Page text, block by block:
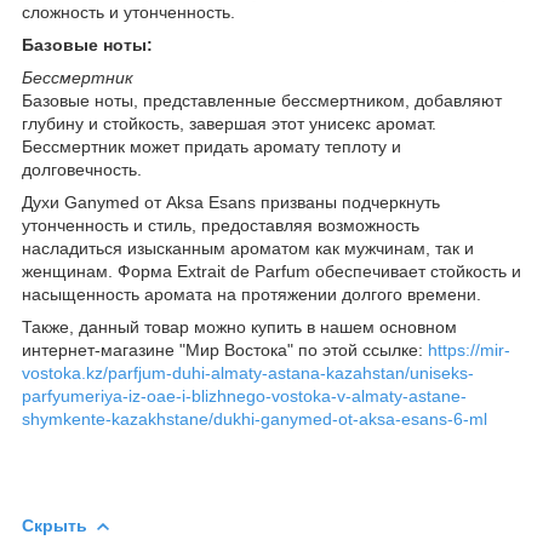
сложность и утонченность.
Базовые ноты:
Бессмертник
Базовые ноты, представленные бессмертником, добавляют
глубину и стойкость, завершая этот унисекс аромат.
Бессмертник может придать аромату теплоту и
долговечность.
Духи Ganymed от Aksa Esans призваны подчеркнуть
утонченность и стиль, предоставляя возможность
насладиться изысканным ароматом как мужчинам, так и
женщинам. Форма Extrait de Parfum обеспечивает стойкость и
насыщенность аромата на протяжении долгого времени.
Также, данный товар можно купить в нашем основном
интернет-магазине "Мир Востока" по этой ссылке: https://mir-
vostoka.kz/parfjum-duhi-almaty-astana-kazahstan/uniseks-
parfyumeriya-iz-oae-i-blizhnego-vostoka-v-almaty-astane-
shymkente-kazakhstane/dukhi-ganymed-ot-aksa-esans-6-ml
Скрыть